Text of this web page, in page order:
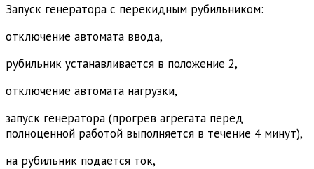
Запуск генератора с перекидным рубильником:
отключение автомата ввода,
рубильник устанавливается в положение 2,
отключение автомата нагрузки,
запуск генератора (прогрев агрегата перед
полноценной работой выполняется в течение 4 минут),
на рубильник подается ток,